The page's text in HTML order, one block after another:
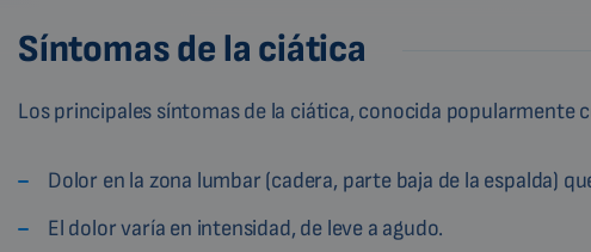
Síntomas de la ciática
Los principales síntomas de la ciática, conocida popularmente
Dolor en la zona lumbar (cadera, parte baja de la espalda)
El dolor varía en intensidad, de leve a agudo.